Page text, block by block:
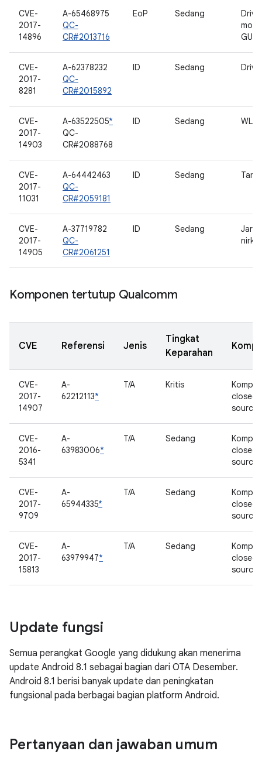
CVE-
2017-
14896
A-65468975
QC-
CR#2013716
EoP Sedang
GUD
CVE-
2017-
8281
A-62378232
QC-
CR#2015892
ID Sedang
CVE-
2017-
14903
A-63522505*
QC-
CR#2088768
ID Sedang
CVE-
2017-
11031
A-64442463
QC-
CR#2059181
ID Sedang
CVE-
2017-
14905
A-37719782
QC-
CR#2061251
ID Sedang
Komponen tertutup Qualcomm
CVE Referensi Jenis
Tingkat
Keparahan
CVE-
2017-
14907
A-
62212113*
T/A Kritis
closed
source
CVE-
2016-
5341
A-
63983006*
T/A Sedang
closed
source
CVE-
2017-
9709
A-
65944335*
T/A Sedang
closed
source
CVE-
2017-
15813
A-
63979947*
T/A Sedang
closed
source
Update fungsi
Semua perangkat Google yang didukung akan menerima
update Android 8.1 sebagai bagian dari OTA Desember.
Android 8.1 berisi banyak update dan peningkatan
fungsional pada berbagai bagian platform Android.
Pertanyaan dan jawaban umum